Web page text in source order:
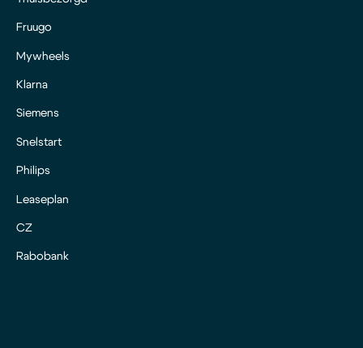
Fruugo
Mywheels
Klarna
Siemens
Snelstart
Philips
Leaseplan
CZ
Rabobank